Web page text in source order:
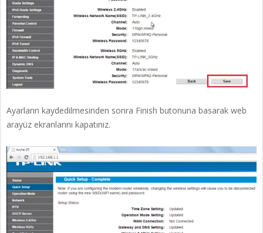
Ayarların kaydedilmesinden sonra Finish butonuna basarak web
arayüz ekranlarını kapatınız.